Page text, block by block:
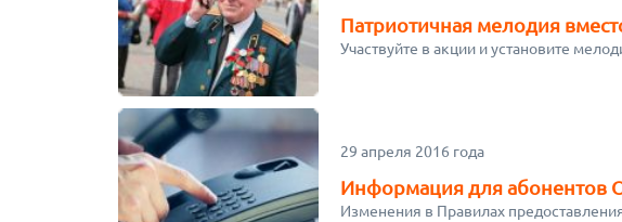
Патриотичная мелодия
Участвуйте в акции и установите
29 апреля 2016 года
Информация для абонентов
Изменения в Правилах